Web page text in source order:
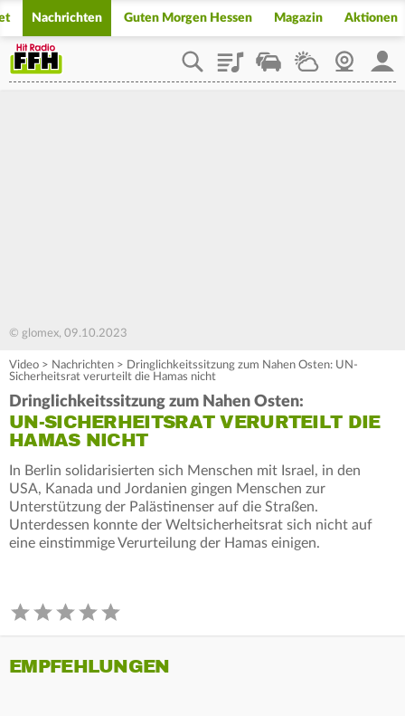
Nachrichten Guten Morgen Hessen Magazin Aktionen
PlaylistStaupilotWetterWebcam
© glomex, 09.10.2023
Video > Nachrichten > Dringlichkeitssitzung zum Nahen Osten: UN-
Sicherheitsrat verurteilt die Hamas nicht
Dringlichkeitssitzung zum Nahen Osten:
UN-SICHERHEITSRAT VERURTEILT DIE
HAMAS NICHT
In Berlin solidarisierten sich Menschen mit Israel, in den
USA, Kanada und Jordanien gingen Menschen zur
Unterstützung der Palästinenser auf die Straßen.
Unterdessen konnte der Weltsicherheitsrat sich nicht auf
eine einstimmige Verurteilung der Hamas einigen.
EMPFEHLUNGEN